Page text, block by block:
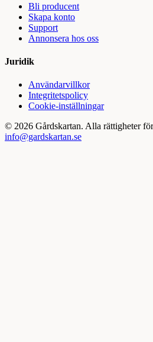
Bli producent
Skapa konto
Support
Annonsera hos oss
Juridik
Användarvillkor
Integritetspolicy
Cookie-inställningar
© 2026 Gårdskartan. Alla rättigheter
info@gardskartan.se